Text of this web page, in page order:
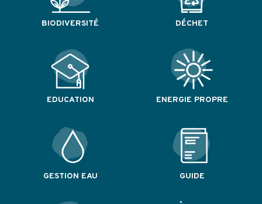
BIODIVERSITÉ DÉCHET
EDUCATION ENERGIE PROPRE
GESTION EAU GUIDE